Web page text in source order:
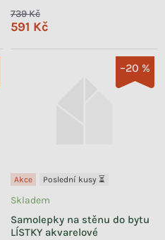
739 Kč
591 Kč
–20 %
Akce Poslední kusy ⏳
Samolepky na stěnu do bytu
LÍSTKY akvarelové
Skladem